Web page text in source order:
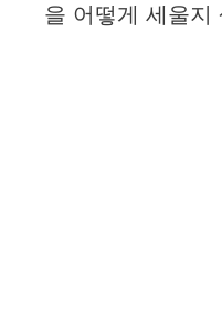
을 어떻게 세울지